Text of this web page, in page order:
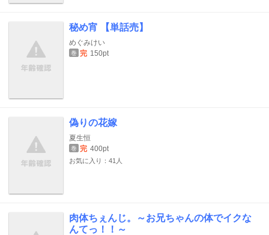
秘め宵 【単話売】
めぐみけい
巻 完 150pt
偽りの花嫁
夏生恒
巻 完 400pt
お気に入り：41人
肉体ちぇんじ。～お兄ちゃんの体でイクな
んてっ！！～